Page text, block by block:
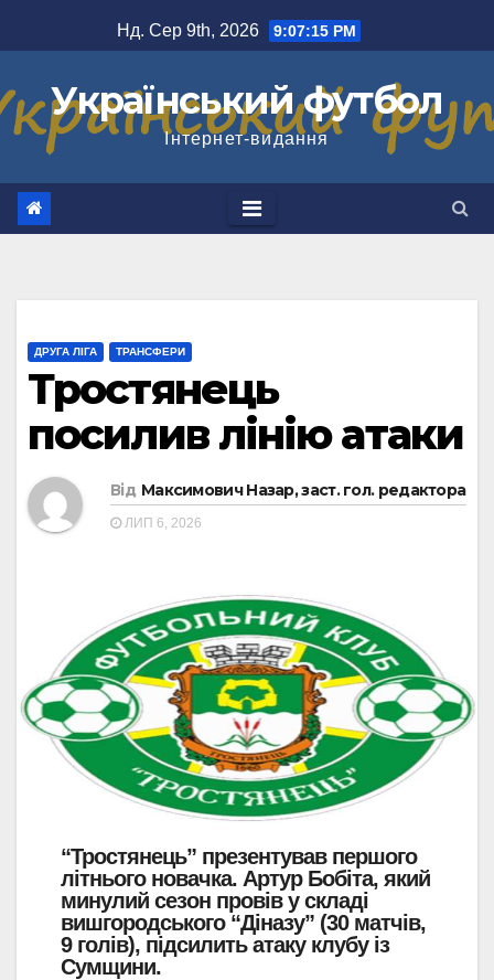
до
Нд. Сер 9th, 2026 9:07:15 PM
Український футбол
Інтернет-видання
ДРУГА ЛІГА ТРАНСФЕРИ
Тростянець
посилив лінію атаки
Від Максимович Назар, заст. гол. редактора
ЛИП 6, 2026
“Тростянець” презентував першого
літнього новачка. Артур Бобіта, який
минулий сезон провів у складі
вишгородського “Діназу” (30 матчів,
9 голів), підсилить атаку клубу із
Сумщини.